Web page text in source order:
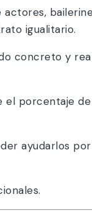
actores,
igualitario.
concreto y
el porcentaje de
ayudarlos por